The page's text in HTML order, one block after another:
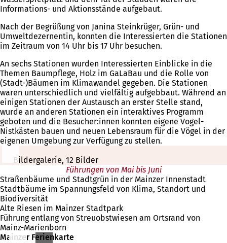
Informations- und Aktionsstände aufgebaut.
Nach der Begrüßung von Janina Steinkrüger, Grün- und
Umweltdezernentin, konnten die Interessierten die Stationen
im Zeitraum von 14 Uhr bis 17 Uhr besuchen.
An sechs Stationen wurden Interessierten Einblicke in die
Themen Baumpflege, Holz im GaLaBau und die Rolle von
(Stadt-)Bäumen im Klimawandel gegeben. Die Stationen
waren unterschiedlich und vielfältig aufgebbaut. Während an
einigen Stationen der Austausch an erster Stelle stand,
wurde an anderen Stationen ein interaktives Programm
geboten und die Besucher:innen konnten eigene Vogel-
Nistkästen bauen und neuen Lebensraum für die Vögel in der
eigenen Umgebung zur Verfügung zu stellen.
Bildergalerie, 12 Bilder
Führungen von Mai bis Juni
Straßenbäume und Stadtgrün in der Mainzer Innenstadt
Stadtbäume im Spannungsfeld von Klima, Standort und
Biodiversität
Alte Riesen im Mainzer Stadtpark
Führung entlang von Streuobstwiesen am Ortsrand von
Mainz-Marienborn
Mainzer Ferienkarte